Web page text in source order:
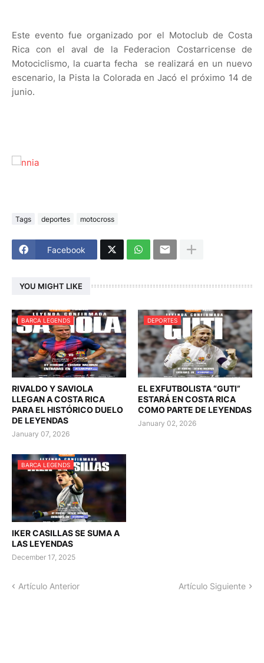
Este evento fue organizado por el Motoclub de Costa
Rica con el aval de la Federacion Costarricense de
Motociclismo, la cuarta fecha se realizará en un nuevo
escenario, la Pista la Colorada en Jacó el próximo 14 de
junio.
Tags deportes motocross
Facebook
YOU MIGHT LIKE
BARCA LEGENDS
RIVALDO Y SAVIOLA
LLEGAN A COSTA RICA
PARA EL HISTÓRICO DUELO
DE LEYENDAS
January 07, 2026
DEPORTES
EL EXFUTBOLISTA “GUTI”
ESTARÁ EN COSTA RICA
COMO PARTE DE LEYENDAS
January 02, 2026
BARCA LEGENDS
IKER CASILLAS SE SUMA A
LAS LEYENDAS
December 17, 2025
Artículo Anterior Artículo Siguiente